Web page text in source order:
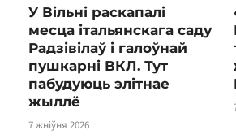
У Вільні раскапалі
месца італьянскага саду
Радзівілаў і галоўнай
пушкарні ВКЛ. Тут
пабудуюць элітнае
жыллё
7 жніўня 2026